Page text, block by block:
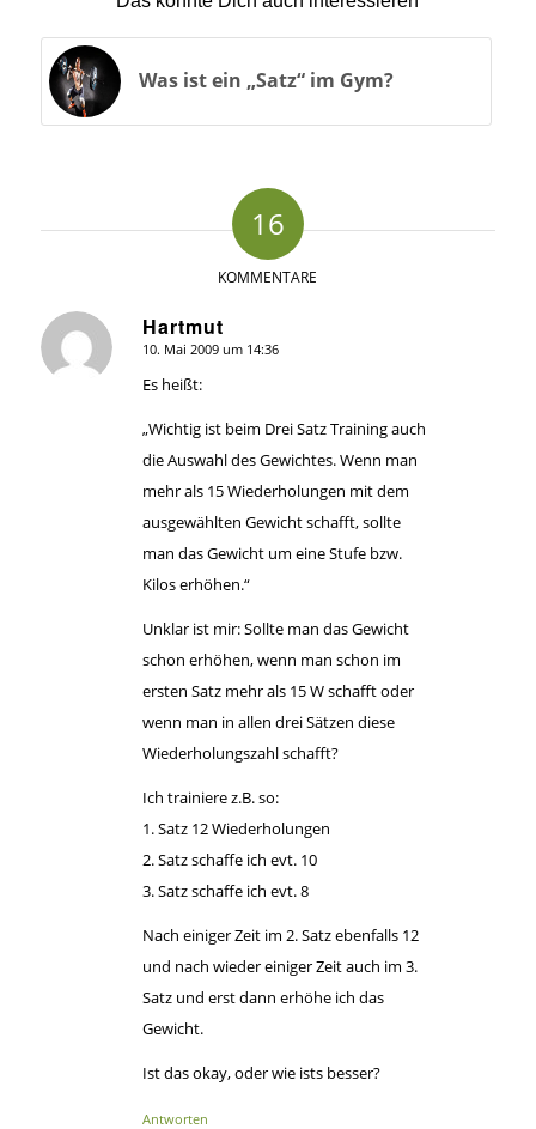
Was ist ein „Satz“ im Gym?
16
KOMMENTARE
Hartmut
sagte:
10. Mai 2009 um 14:36
Es heißt:
„Wichtig ist beim Drei Satz Training auch
die Auswahl des Gewichtes. Wenn man
mehr als 15 Wiederholungen mit dem
ausgewählten Gewicht schafft, sollte
man das Gewicht um eine Stufe bzw.
Kilos erhöhen.“
Unklar ist mir: Sollte man das Gewicht
schon erhöhen, wenn man schon im
ersten Satz mehr als 15 W schafft oder
wenn man in allen drei Sätzen diese
Wiederholungszahl schafft?
Ich trainiere z.B. so:
1. Satz 12 Wiederholungen
2. Satz schaffe ich evt. 10
3. Satz schaffe ich evt. 8
Nach einiger Zeit im 2. Satz ebenfalls 12
und nach wieder einiger Zeit auch im 3.
Satz und erst dann erhöhe ich das
Gewicht.
Ist das okay, oder wie ists besser?
Antworten